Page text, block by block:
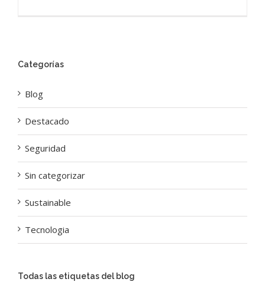
Categorías
Blog
Destacado
Seguridad
Sin categorizar
Sustainable
Tecnologia
Todas las etiquetas del blog